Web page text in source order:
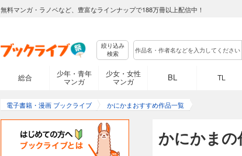
無料マンガ・ラノベなど、豊富なラインナップで188万冊以上配信中！
絞り込み
検索
総合
少年・青年
マンガ
少女・女性
マンガ
BL TL
電子書籍・漫画 ブックライブ かにかまおすすめ作品一覧
かにかまの